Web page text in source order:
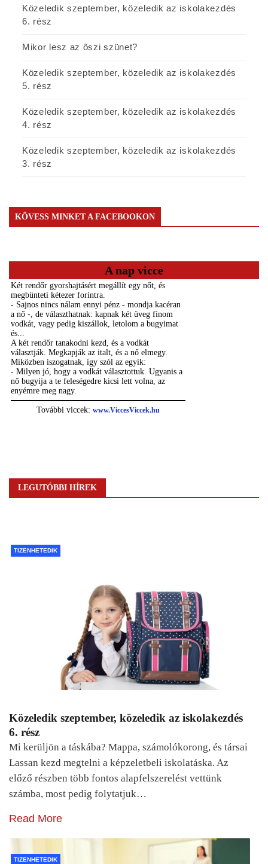
Közeledik szeptember, közeledik az iskolakezdés
6. rész
Mikor lesz az őszi szünet?
Közeledik szeptember, közeledik az iskolakezdés
5. rész
Közeledik szeptember, közeledik az iskolakezdés
4. rész
Közeledik szeptember, közeledik az iskolakezdés
3. rész
KÖVESS MINKET A FACEBOOKON
A nap vicce
LEGUTÓBBI HÍREK
TIZENHETEDIK
Közeledik szeptember, közeledik az iskolakezdés
6. rész
Mi kerüljön a táskába? Mappa, számolókorong, és társai
Lassan kezd megtelni a képzeletbeli iskolatáska. Az
előző részben több fontos alapfelszerelést vettünk
számba, most pedig folytatjuk…
Read More
TIZENHETEDIK